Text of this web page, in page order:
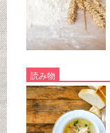
読み物